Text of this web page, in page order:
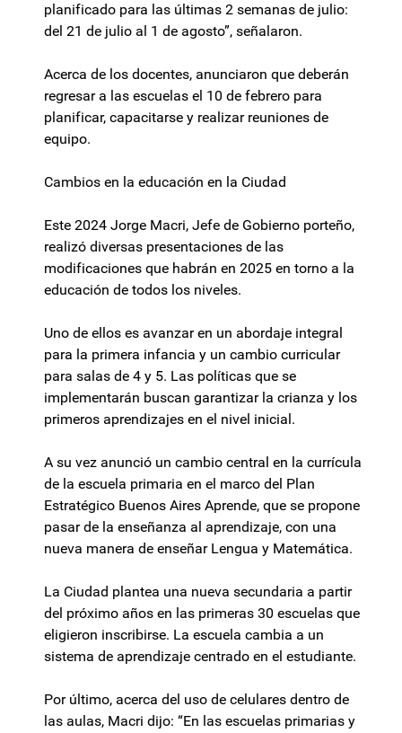
planificado para las últimas 2 semanas de julio:
del 21 de julio al 1 de agosto”, señalaron.
Acerca de los docentes, anunciaron que deberán
regresar a las escuelas el 10 de febrero para
planificar, capacitarse y realizar reuniones de
equipo.
Cambios en la educación en la Ciudad
Este 2024 Jorge Macri, Jefe de Gobierno porteño,
realizó diversas presentaciones de las
modificaciones que habrán en 2025 en torno a la
educación de todos los niveles.
Uno de ellos es avanzar en un abordaje integral
para la primera infancia y un cambio curricular
para salas de 4 y 5. Las políticas que se
implementarán buscan garantizar la crianza y los
primeros aprendizajes en el nivel inicial.
A su vez anunció un cambio central en la currícula
de la escuela primaria en el marco del Plan
Estratégico Buenos Aires Aprende, que se propone
pasar de la enseñanza al aprendizaje, con una
nueva manera de enseñar Lengua y Matemática.
La Ciudad plantea una nueva secundaria a partir
del próximo años en las primeras 30 escuelas que
eligieron inscribirse. La escuela cambia a un
sistema de aprendizaje centrado en el estudiante.
Por último, acerca del uso de celulares dentro de
las aulas, Macri dijo: “En las escuelas primarias y